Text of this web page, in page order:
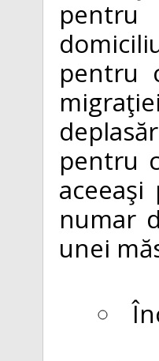
pentru
pentru
pentru
numar
unei